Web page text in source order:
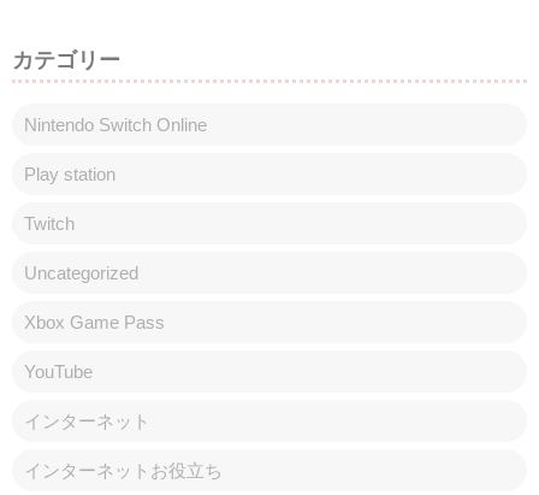
カテゴリー
Nintendo Switch Online
Play station
Twitch
Uncategorized
Xbox Game Pass
YouTube
インターネット
インターネットお役立ち